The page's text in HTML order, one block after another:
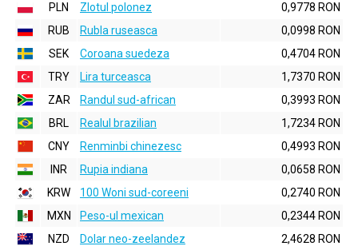
PLN
Zlotul polonez
0,9778 RON
RUB
Rubla ruseasca
0,0998 RON
SEK
Coroana suedeza
0,4704 RON
TRY
Lira turceasca
1,7370 RON
ZAR
Randul sud-african
0,3993 RON
BRL
Realul brazilian
1,7234 RON
CNY
Renminbi chinezesc
0,4993 RON
INR
Rupia indiana
0,0658 RON
KRW
100 Woni sud-coreeni
0,2740 RON
MXN
Peso-ul mexican
0,2344 RON
NZD
Dolar neo-zeelandez
2,4628 RON